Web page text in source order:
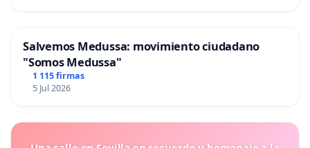
Salvemos Medussa: movimiento ciudadano
"Somos Medussa"
1 115 firmas
5 Jul 2026